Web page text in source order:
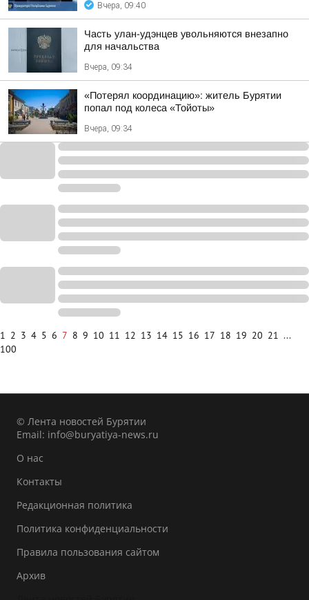
Вчера, 09:40
Часть улан-удэнцев увольняются внезапно
для начальства
Вчера, 09:34
«Потерял координацию»: житель Бурятии
попал под колеса «Тойоты»
Вчера, 09:34
1 2 3 4 5 6 7 8 9 10 11 12 13 14 15 16 17 18 19 20 21 ...
100
© Лента новостей Бурятии
Email: info@buryatiya-news.ru
О нас
Контакты
Редакционная политика
Политика конфиденциальности
Правила пользования сайтом
Архив